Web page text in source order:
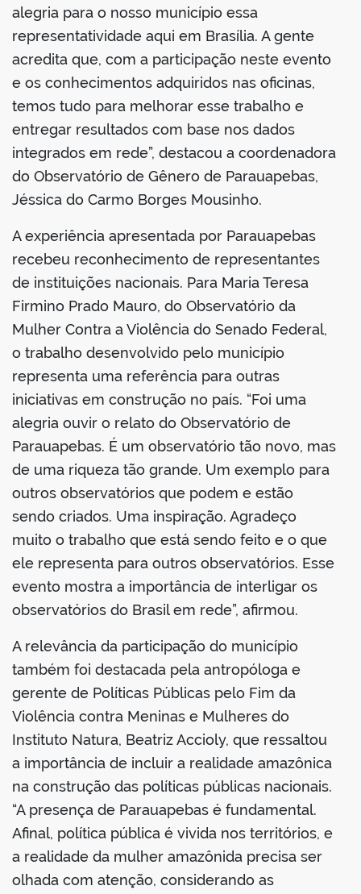
alegria para o nosso município essa
representatividade aqui em Brasília. A gente
acredita que, com a participação neste evento
e os conhecimentos adquiridos nas oficinas,
temos tudo para melhorar esse trabalho e
entregar resultados com base nos dados
integrados em rede”, destacou a coordenadora
do Observatório de Gênero de Parauapebas,
Jéssica do Carmo Borges Mousinho.
A experiência apresentada por Parauapebas
recebeu reconhecimento de representantes
de instituições nacionais. Para Maria Teresa
Firmino Prado Mauro, do Observatório da
Mulher Contra a Violência do Senado Federal,
o trabalho desenvolvido pelo município
representa uma referência para outras
iniciativas em construção no país. “Foi uma
alegria ouvir o relato do Observatório de
Parauapebas. É um observatório tão novo, mas
de uma riqueza tão grande. Um exemplo para
outros observatórios que podem e estão
sendo criados. Uma inspiração. Agradeço
muito o trabalho que está sendo feito e o que
ele representa para outros observatórios. Esse
evento mostra a importância de interligar os
observatórios do Brasil em rede”, afirmou.
A relevância da participação do município
também foi destacada pela antropóloga e
gerente de Políticas Públicas pelo Fim da
Violência contra Meninas e Mulheres do
Instituto Natura, Beatriz Accioly, que ressaltou
a importância de incluir a realidade amazônica
na construção das políticas públicas nacionais.
“A presença de Parauapebas é fundamental.
Afinal, política pública é vivida nos territórios, e
a realidade da mulher amazônida precisa ser
olhada com atenção, considerando as